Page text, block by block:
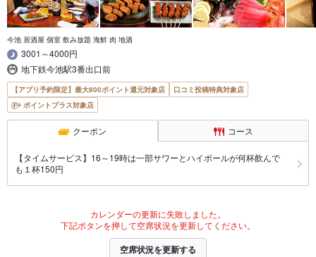
今池 居酒屋 個室 飲み放題 海鮮 肉 地酒
3001～4000円
地下鉄今池駅3番出口前
【アプリ予約限定】最大800ポイント還元対象店
口コミ投稿特典対象店
ポイントプラス対象店
クーポン コース
【タイムサービス】16～19時は一部サワーとハイボールが何杯飲んで
も１杯150円
カレンダーの更新に失敗しました。
下記ボタンを押して空席状況を更新してください。
空席状況を更新する